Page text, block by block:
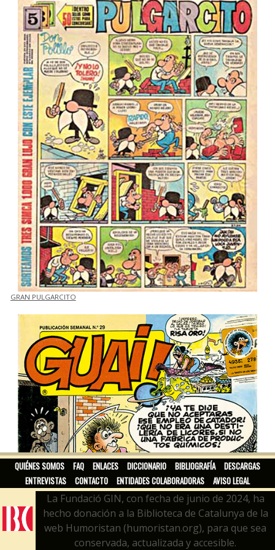
GRAN PULGARCITO
QUIÉNES SOMOS FAQ ENLACES DICCIONARIO BIBLIOGRAFÍA
DESCARGAS
ENTREVISTAS
CONTACTO ENTIDADES COLABORADORAS AVISO LEGAL
La Fundació GIN, con fecha de junio de 2024, ha
hecho donación a la Biblioteca de Catalunya de la
web Humoristan (humoristan.org), para que sea
conservada, actualizada y accesible.